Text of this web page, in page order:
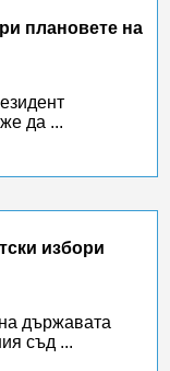
плановете на
да ...
избори
държавата
съд ...